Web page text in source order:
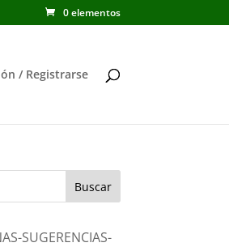
0 elementos
/ Registrarse
SUGERENCIAS-